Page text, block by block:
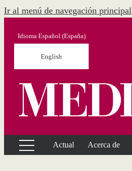
Ir al menú de navegación principal
Idioma Español (España)
English
Actual Acerca de